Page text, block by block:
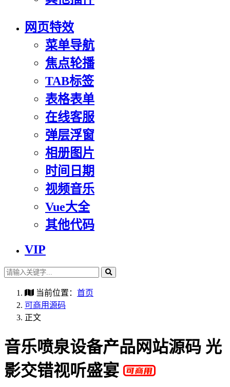
网页特效
菜单导航
焦点轮播
TAB标签
表格表单
在线客服
弹层浮窗
相册图片
时间日期
视频音乐
Vue大全
其他代码
VIP
当前位置： 首页
可商用源码
正文
音乐喷泉设备产品网站源码 光
影交错视听盛宴